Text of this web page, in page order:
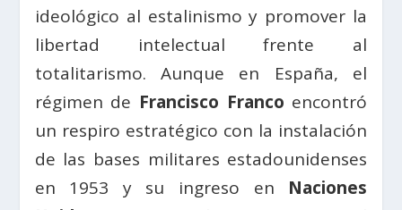
ideológico al estalinismo y promover la
libertad intelectual frente al
totalitarismo. Aunque en España, el
régimen de Francisco Franco encontró
un respiro estratégico con la instalación
de las bases militares estadounidenses
en 1953 y su ingreso en Naciones